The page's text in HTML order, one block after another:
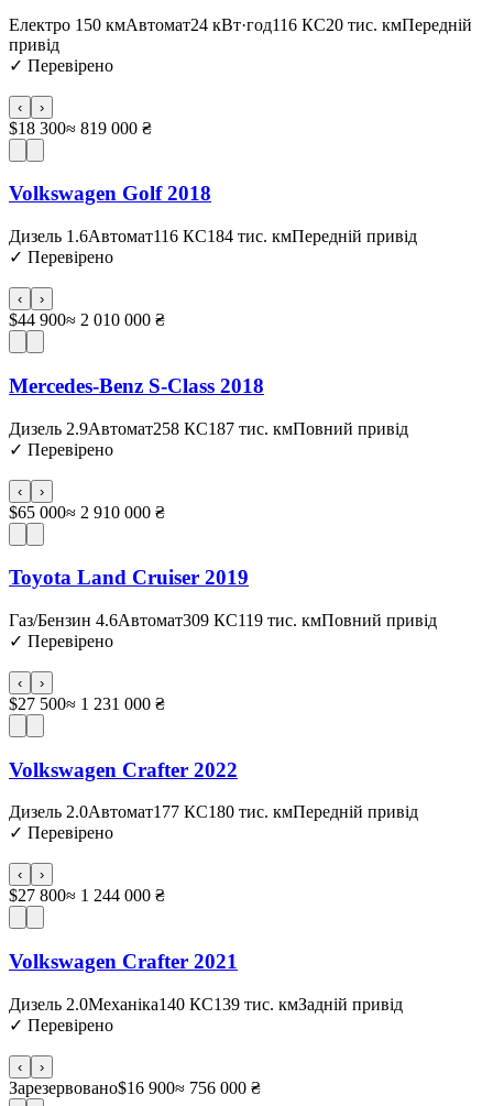
Електро 150 кмАвтомат24 кВт·год116 КС20 тис. кмПередній
привід
✓ Перевірено
‹ ›
$18 300≈ 819 000 ₴
Volkswagen Golf 2018
Дизель 1.6Автомат116 КС184 тис. кмПередній привід
✓ Перевірено
‹ ›
$44 900≈ 2 010 000 ₴
Mercedes-Benz S-Class 2018
Дизель 2.9Автомат258 КС187 тис. кмПовний привід
✓ Перевірено
‹ ›
$65 000≈ 2 910 000 ₴
Toyota Land Cruiser 2019
Газ/Бензин 4.6Автомат309 КС119 тис. кмПовний привід
✓ Перевірено
‹ ›
$27 500≈ 1 231 000 ₴
Volkswagen Crafter 2022
Дизель 2.0Автомат177 КС180 тис. кмПередній привід
✓ Перевірено
‹ ›
$27 800≈ 1 244 000 ₴
Volkswagen Crafter 2021
Дизель 2.0Механіка140 КС139 тис. кмЗадній привід
✓ Перевірено
‹ ›
Зарезервовано$16 900≈ 756 000 ₴